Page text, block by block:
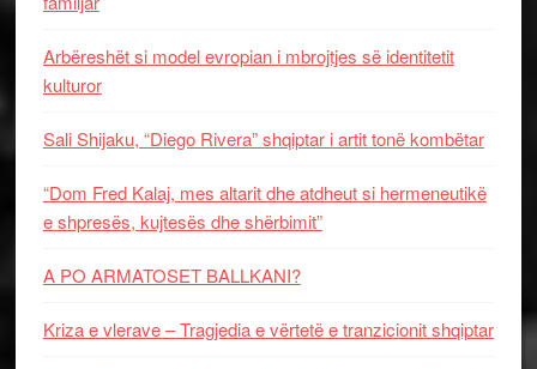
Arbëreshët si model evropian i mbrojtjes së identitetit
kulturor
Sali Shijaku, “Diego Rivera” shqiptar i artit tonë kombëtar
“Dom Fred Kalaj, mes altarit dhe atdheut si hermeneutikë
e shpresës, kujtesës dhe shërbimit”
A PO ARMATOSET BALLKANI?
Kriza e vlerave – Tragjedia e vërtetë e tranzicionit shqiptar